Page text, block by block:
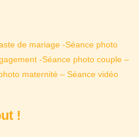
de mariage -Séance photo
-Séance photo couple –
maternité – Séance vidéo
!